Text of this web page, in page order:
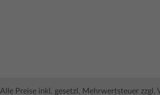
Alle Preise inkl. gesetzl. Mehrwertsteuer zzgl.